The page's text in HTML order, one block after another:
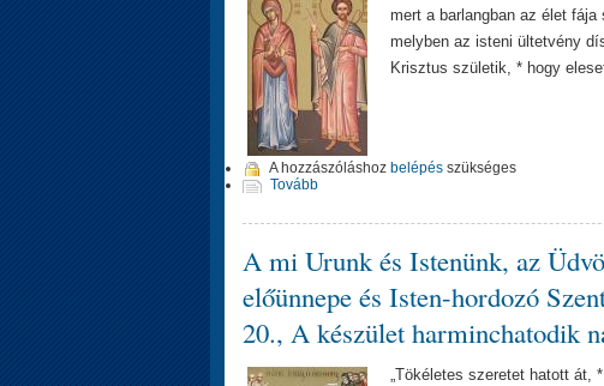
mert a barlangban az élet
melyben az isteni ültetvény
Krisztus születik, * hogy
A hozzászóláshoz belépés szükséges
Tovább
A mi Urunk és Istenünk, az
előünnepe és Isten-hordozó
20., A készület harminchatodik
„Tökéletes szeretet hatott át,